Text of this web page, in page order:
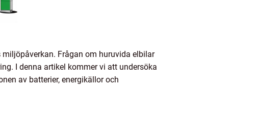
Frågan om huruvida elbilar
I denna artikel kommer vi att undersöka
av batterier, energikällor och